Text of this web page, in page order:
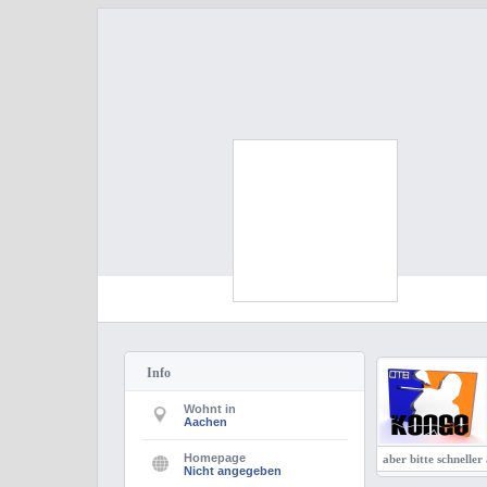
Info
Wohnt in
Aachen
Homepage
Nicht angegeben
aber bitte schneller